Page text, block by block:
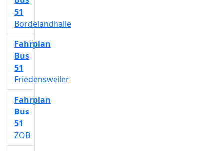
51
Bördelandhalle
Fahrplan
Bus
51
Friedensweiler
Fahrplan
Bus
51
ZOB